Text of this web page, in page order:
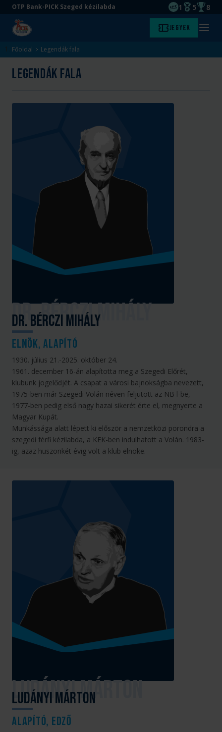
Ugrás
tartalomra
Ugrás
aljára
OTP Bank-PICK Szeged kézilabda
EHF
1
Magyar
5 8
Kezdőlap Jegyek Menü
Főoldal Legendák fala
Legendák fala
Dr. Bérczi Mihály
elnök, alapító
1930. július 21.-2025. október 24.
1961. december 16-án alapította meg a Szegedi Előrét,
klubunk jogelődjét. A csapat a városi bajnokságba nevezett,
1975-ben már Szegedi Volán néven feljutott az NB l-be,
1977-ben pedig első nagy hazai sikerét érte el, megnyerte a
Magyar Kupát.
Munkássága alatt lépett ki először a nemzetközi porondra a
szegedi férfi kézilabda, a KEK-ben indulhatott a Volán. 1983-
ig, azaz huszonkét évig volt a klub elnöke.
Ludányi Márton
alapító, edző